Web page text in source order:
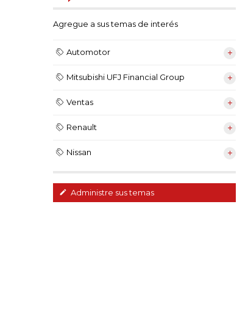
Agregue a sus temas de interés
Automotor
Mitsubishi UFJ Financial Group
Ventas
Renault
Nissan
Administre sus temas